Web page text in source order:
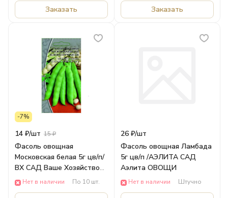
Заказать Заказать
-7%
14 ₽/шт 15 ₽
Фасоль овощная
Московская белая 5г цв/п/
ВХ САД Ваше Хозяйство
ОВОЩИ
Нет в наличии По 10 шт.
26 ₽/шт
Фасоль овощная Ламбада
5г цв/п /АЭЛИТА САД
Аэлита ОВОЩИ
Нет в наличии Штучно